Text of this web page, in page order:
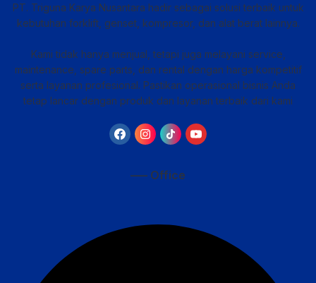
PT. Triguna Karya Nusantara hadir sebagai solusi terbaik untuk
kebutuhan forklift, genset, kompresor, dan alat berat lainnya.
Kami tidak hanya menjual, tetapi juga melayani service,
maintenance, spare parts, dan rental dengan harga kompetitif
serta layanan profesional. Pastikan operasional bisnis Anda
tetap lancar dengan produk dan layanan terbaik dari kami
—– Office